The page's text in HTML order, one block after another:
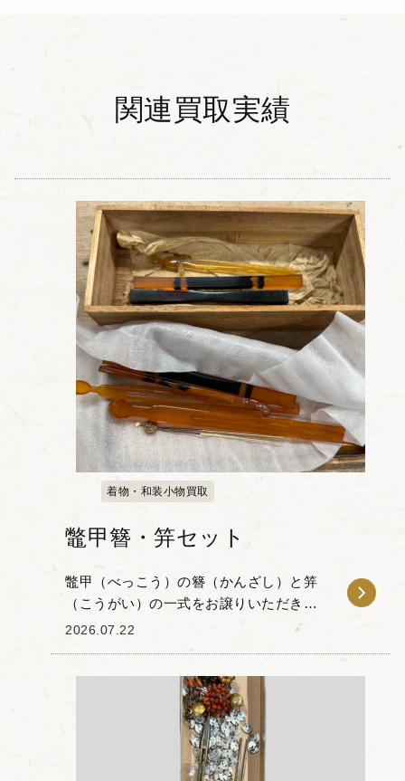
関連買取実績
着物・和装小物買取
鼈甲簪・笄セット
鼈甲（べっこう）の簪（かんざし）と笄
（こうがい）の一式をお譲りいただきま
した。 今回のお品物は、透き通るような
う）」が用いられた...
2026.07.22